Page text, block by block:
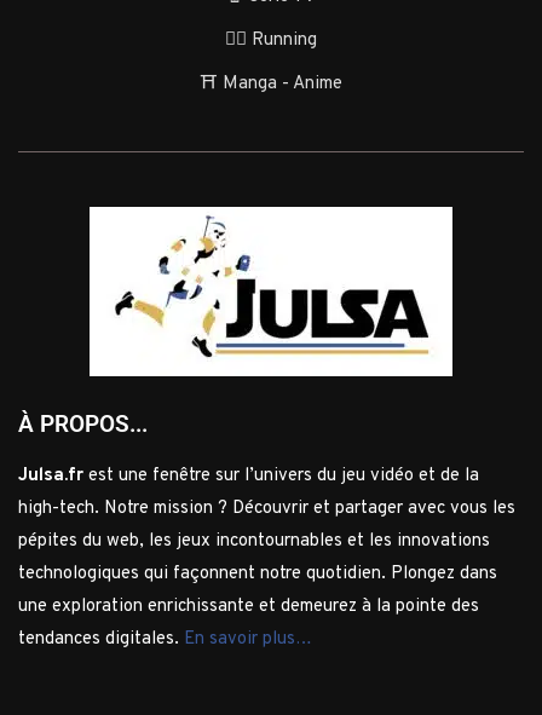
🏃‍♂️ Running
⛩️ Manga - Anime
À PROPOS...
Julsa.fr est une fenêtre sur l’univers du jeu vidéo et de la
high-tech. Notre mission ? Découvrir et partager avec vous les
pépites du web, les jeux incontournables et les innovations
technologiques qui façonnent notre quotidien. Plongez dans
une exploration enrichissante et demeurez à la pointe des
tendances digitales. En savoir plus…